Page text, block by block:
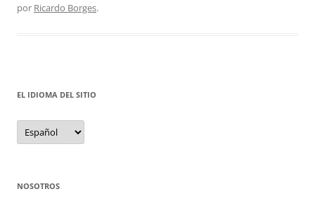
por Ricardo Borges.
EL IDIOMA DEL SITIO
el
idioma
del
NOSOTROS